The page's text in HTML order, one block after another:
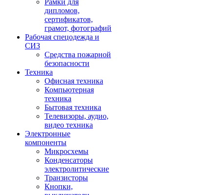
Рамки для
дипломов,
сертификатов,
грамот, фотографий
Рабочая спецодежда и
СИЗ
Средства пожарной
безопасности
Техника
Офисная техника
Компьютерная
техника
Бытовая техника
Телевизоры, аудио,
видео техника
Электронные
компоненты
Микросхемы
Конденсаторы
электролитические
Транзисторы
Кнопки,